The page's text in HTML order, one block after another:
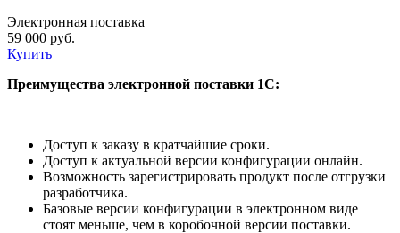
Электронная поставка
59 000 руб.
Купить
Преимущества электронной поставки 1С:
Доступ к заказу в кратчайшие сроки.
Доступ к актуальной версии конфигурации онлайн.
Возможность зарегистрировать продукт после отгрузки
разработчика.
Базовые версии конфигурации в электронном виде
стоят меньше, чем в коробочной версии поставки.